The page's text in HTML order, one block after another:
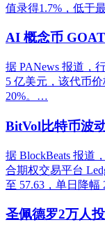
值录得1.7%，低于
AI 概念币
据 PANews 报道，
5 亿美元，该代币
20%。…
BitVol比特币波
据 BlockBeats 报道
合期权交易平台
至 57.63，单日降
圣佩德罗2万人